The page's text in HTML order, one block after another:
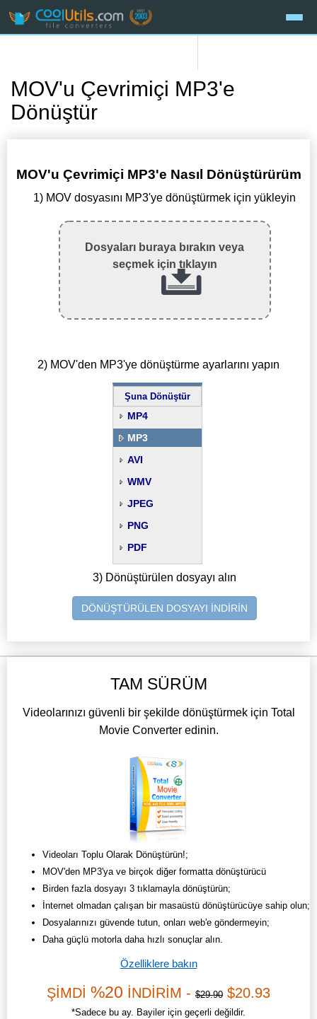
MOV'u Çevrimiçi MP3'e
Dönüştür
MOV'u Çevrimiçi MP3'e Nasıl Dönüştürürüm
1) MOV dosyasını MP3'ye dönüştürmek için yükleyin
Dosyaları buraya bırakın veya
seçmek için tıklayın
2) MOV'den MP3'ye dönüştürme ayarlarını yapın
Şuna Dönüştür
MP4
MP3
AVI
WMV
JPEG
PNG
PDF
3) Dönüştürülen dosyayı alın
DÖNÜŞTÜRÜLEN DOSYAYI İNDİRİN
TAM SÜRÜM
Videolarınızı güvenli bir şekilde dönüştürmek için Total
Movie Converter edinin.
Videoları Toplu Olarak Dönüştürün!;
MOV'den MP3'ya ve birçok diğer formatta dönüştürücü
Birden fazla dosyayı 3 tıklamayla dönüştürün;
İnternet olmadan çalışan bir masaüstü dönüştürücüye sahip olun;
Dosyalarınızı güvende tutun, onları web'e göndermeyin;
Daha güçlü motorla daha hızlı sonuçlar alın.
Özelliklere bakın
ŞİMDİ %20 İNDİRİM - $29.90 $20.93
*Sadece bu ay. Bayiler için geçerli değildir.